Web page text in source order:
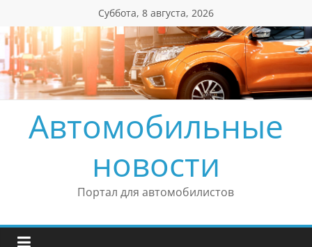
содержимому
Суббота, 8 августа, 2026
Автомобильные
новости
Портал для автомобилистов